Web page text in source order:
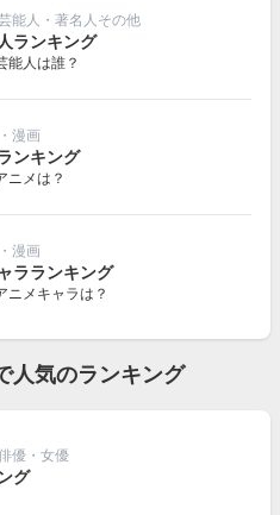
能人・著名人その他
ランキング
能人は誰？
漫画
ンキング
ニメは？
漫画
ラランキング
ニメキャラは？
人気のランキング
優・女優
グ